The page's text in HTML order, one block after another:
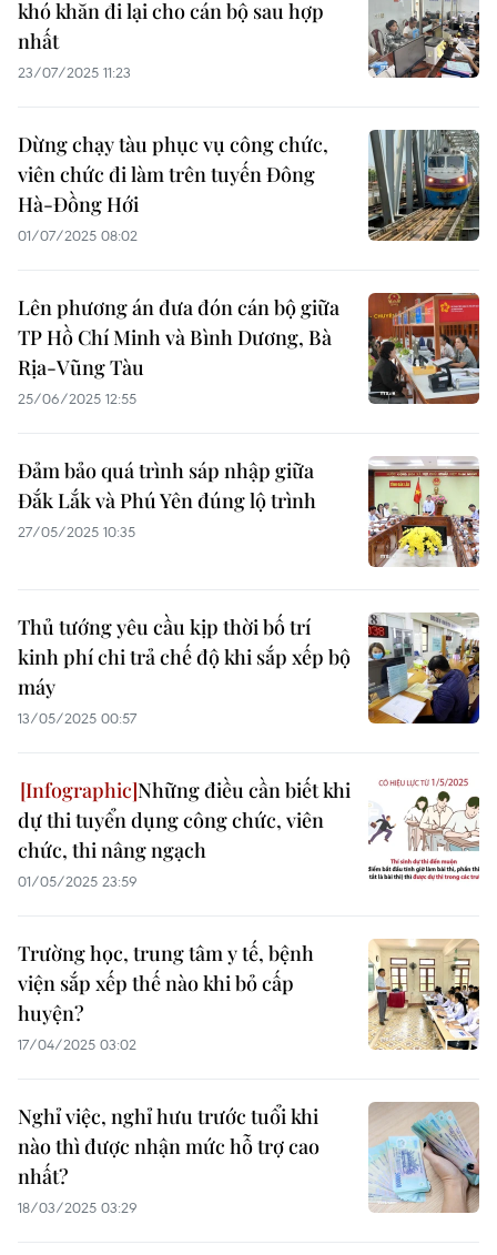
khó khăn đi lại cho cán bộ sau hợp
nhất
23/07/2025 11:23
Dừng chạy tàu phục vụ công chức,
viên chức đi làm trên tuyến Đông
Hà-Đồng Hới
01/07/2025 08:02
Lên phương án đưa đón cán bộ giữa
TP Hồ Chí Minh và Bình Dương, Bà
Rịa-Vũng Tàu
25/06/2025 12:55
Đảm bảo quá trình sáp nhập giữa
Đắk Lắk và Phú Yên đúng lộ trình
27/05/2025 10:35
Thủ tướng yêu cầu kịp thời bố trí
kinh phí chi trả chế độ khi sắp xếp bộ
máy
13/05/2025 00:57
Những điều cần biết khi
dự thi tuyển dụng công chức, viên
chức, thi nâng ngạch
01/05/2025 23:59
Trường học, trung tâm y tế, bệnh
viện sắp xếp thế nào khi bỏ cấp
huyện?
17/04/2025 03:02
Nghỉ việc, nghỉ hưu trước tuổi khi
nào thì được nhận mức hỗ trợ cao
nhất?
18/03/2025 03:29